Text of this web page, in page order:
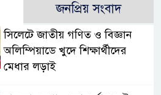
জনপ্রিয় সংবাদ
সিলেটে জাতীয় গণিত ও বিজ্ঞান
অলিম্পিয়াডে খুদে শিক্ষার্থীদের
মেধার লড়াই